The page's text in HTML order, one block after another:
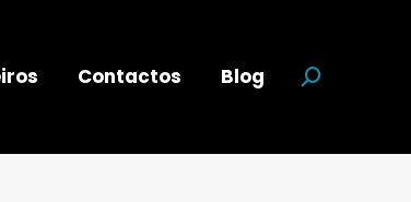
Contactos Blog Search: